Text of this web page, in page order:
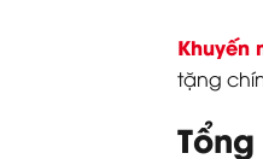
Khuyến
tặng